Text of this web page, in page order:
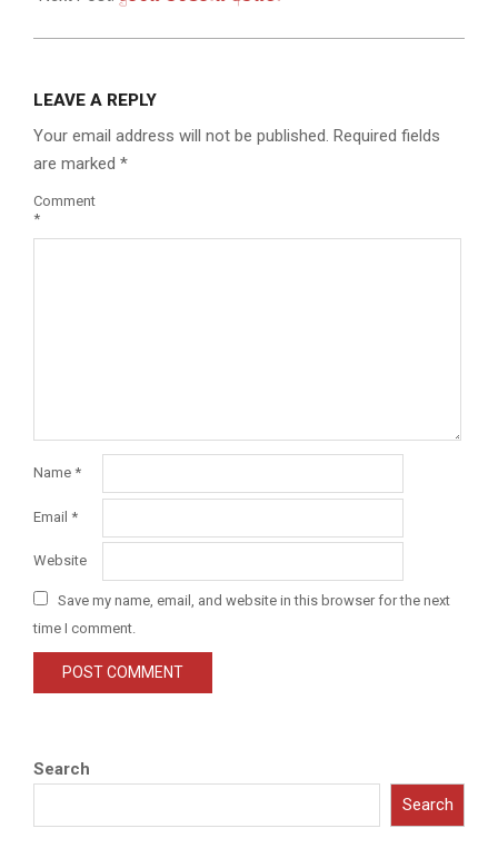
LEAVE A REPLY
Your email address will not be published. Required fields
are marked *
Comment
*
Name *
Email *
Website
Save my name, email, and website in this browser for the next
time I comment.
Search
Search